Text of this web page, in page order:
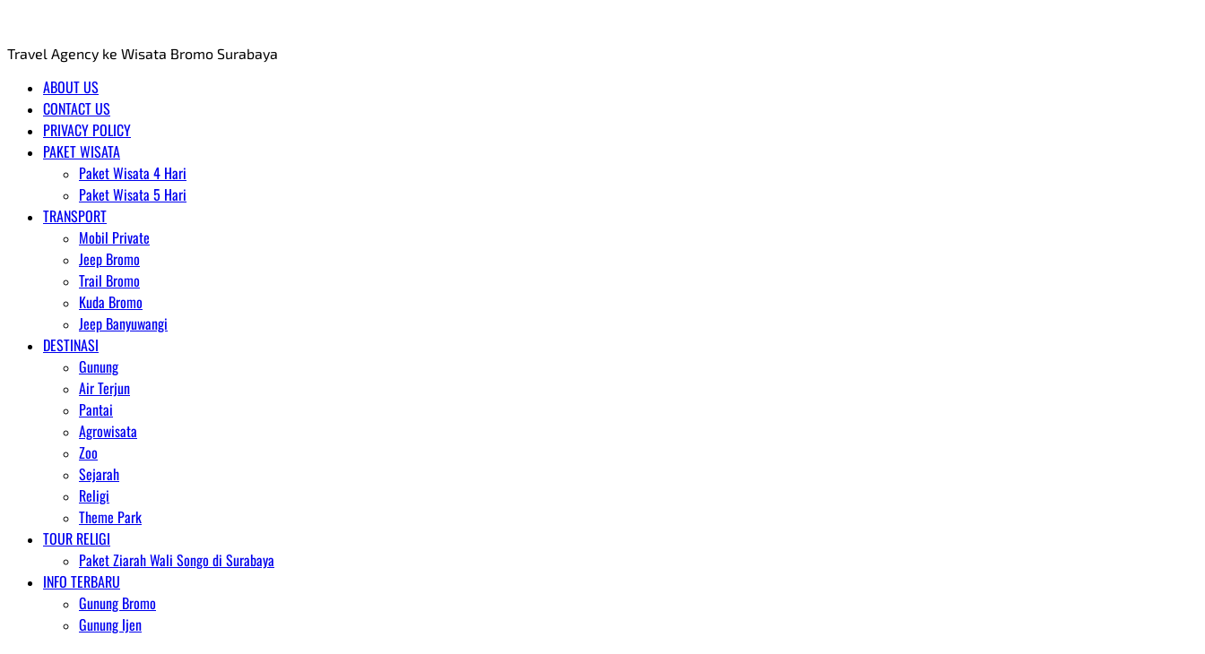
Travel Agency ke Wisata Bromo Surabaya
ABOUT US
CONTACT US
PRIVACY POLICY
PAKET WISATA
Paket Wisata 4 Hari
Paket Wisata 5 Hari
TRANSPORT
Mobil Private
Jeep Bromo
Trail Bromo
Kuda Bromo
Jeep Banyuwangi
DESTINASI
Gunung
Air Terjun
Pantai
Agrowisata
Zoo
Sejarah
Religi
Theme Park
TOUR RELIGI
Paket Ziarah Wali Songo di Surabaya
INFO TERBARU
Gunung Bromo
Gunung Ijen